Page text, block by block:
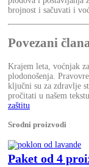
brojnost i sačuvati i
Povezani
Krajem leta, voćnjak
plodonošenja.
ključni su za zdravlje
pročitati u našem tekstu
zaštitu
Srodni proizvodi
Paket od 4